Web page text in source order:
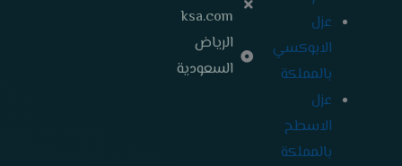
عزل
الابوكسي
بالمملكة
عزل
الاسطح
بالمملكة
ksa.com
الرياض
السعودية